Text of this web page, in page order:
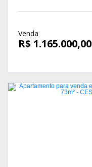
Venda
R$ 1.165.000,00